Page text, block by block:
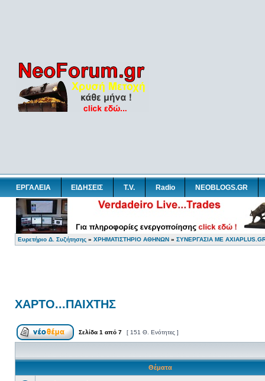
ΕΡΓΑΛΕΙΑ ΕΙΔΗΣΕΙΣ T.V. Radio NEOBLOGS.GR
Ευρετήριο Δ. Συζήτησης » ΧΡΗΜΑΤΙΣΤΗΡΙΟ ΑΘΗΝΩΝ » ΣΥΝΕΡΓΑΣΙΑ ΜΕ
ΧΑΡΤΟ...ΠΑΙΧΤΗΣ
Σελίδα 1 από 7 [ 151 Θ. Ενότητες ]
Θέματα